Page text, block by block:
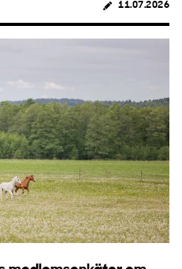
11.07.2026